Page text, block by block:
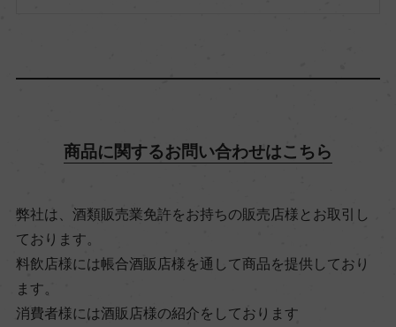
ビオディナミ / ビオロジック, (ビオディナミ)認証
無 (ビオロジック)Ecocert
有機JAS認証
商品に関するお問い合わせはこちら
弊社は、酒類販売業免許をお持ちの販売店様とお取引し
ております。
料飲店様には帳合酒販店様を通して商品を提供しており
ます。
消費者様には酒販店様の紹介をしております